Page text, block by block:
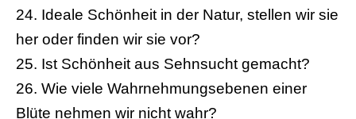
24. Ideale Schönheit in der Natur, stellen wir sie
her oder finden wir sie vor?
25. Ist Schönheit aus Sehnsucht gemacht?
26. Wie viele Wahrnehmungsebenen einer
Blüte nehmen wir nicht wahr?